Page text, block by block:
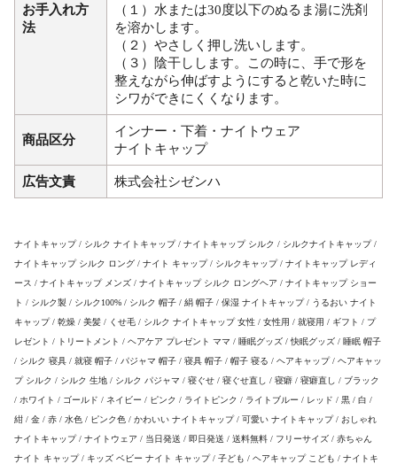
お手入れ方
法
（１）水または30度以下のぬるま湯に洗剤
を溶かします。
（２）やさしく押し洗いします。
（３）陰干しします。この時に、手で形を
整えながら伸ばすようにすると乾いた時に
シワができにくくなります。
商品区分
インナー・下着・ナイトウェア
ナイトキャップ
広告文責 株式会社シゼンハ
ナイトキャップ / シルク ナイトキャップ / ナイトキャップ シルク / シルクナイトキャップ /
ナイトキャップ シルク ロング / ナイト キャップ / シルクキャップ / ナイトキャップ レディ
ース / ナイトキャップ メンズ / ナイトキャップ シルク ロングヘア / ナイトキャップ ショー
ト / シルク製 / シルク100% / シルク 帽子 / 絹 帽子 / 保湿 ナイトキャップ / うるおい ナイト
キャップ / 乾燥 / 美髪 / くせ毛 / シルク ナイトキャップ 女性 / 女性用 / 就寝用 / ギフト / プ
レゼント / トリートメント / ヘアケア プレゼント ママ / 睡眠グッズ / 快眠グッズ / 睡眠 帽子
/ シルク 寝具 / 就寝 帽子 / パジャマ 帽子 / 寝具 帽子 / 帽子 寝る / ヘアキャップ / ヘアキャッ
プ シルク / シルク 生地 / シルク パジャマ / 寝ぐせ / 寝ぐせ直し / 寝癖 / 寝癖直し / ブラック
/ ホワイト / ゴールド / ネイビー / ピンク / ライトピンク / ライトブルー / レッド / 黒 / 白 /
紺 / 金 / 赤 / 水色 / ピンク色 / かわいい ナイトキャップ / 可愛い ナイトキャップ / おしゃれ
ナイトキャップ / ナイトウェア / 当日発送 / 即日発送 / 送料無料 / フリーサイズ / 赤ちゃん
ナイト キャップ / キッズ ベビー ナイト キャップ / 子ども / ヘアキャップ こども / ナイトキ